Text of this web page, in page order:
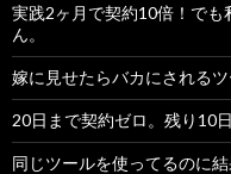
実践2ヶ月で契約10倍！で
ん。
嫁に見せたらバカにされる
20日まで契約ゼロ。残り10
同じツールを使ってるのに